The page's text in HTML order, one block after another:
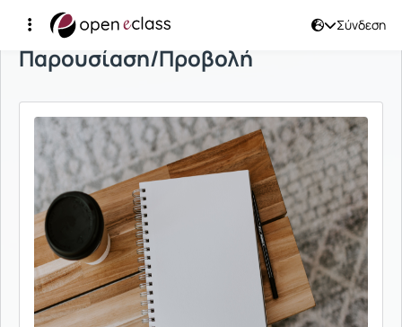
Σύνδεση
Παρουσίαση/Προβολή